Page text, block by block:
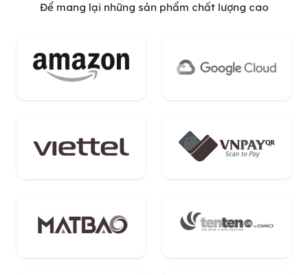
Để mang lại những sản phẩm chất lượng cao